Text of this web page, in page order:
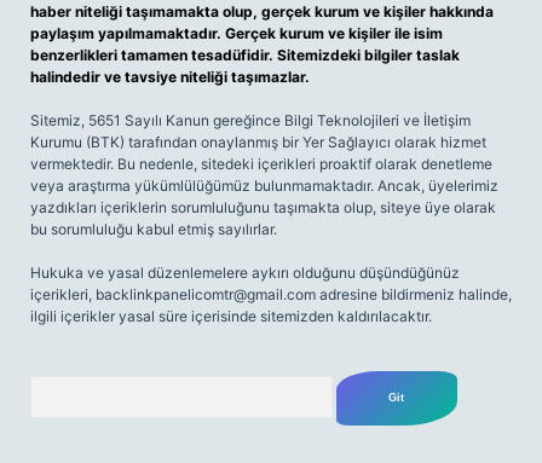
haber niteliği taşımamakta olup, gerçek kurum ve kişiler hakkında
paylaşım yapılmamaktadır. Gerçek kurum ve kişiler ile isim
benzerlikleri tamamen tesadüfidir. Sitemizdeki bilgiler taslak
halindedir ve tavsiye niteliği taşımazlar.
Sitemiz, 5651 Sayılı Kanun gereğince Bilgi Teknolojileri ve İletişim
Kurumu (BTK) tarafından onaylanmış bir Yer Sağlayıcı olarak hizmet
vermektedir. Bu nedenle, sitedeki içerikleri proaktif olarak denetleme
veya araştırma yükümlülüğümüz bulunmamaktadır. Ancak, üyelerimiz
yazdıkları içeriklerin sorumluluğunu taşımakta olup, siteye üye olarak
bu sorumluluğu kabul etmiş sayılırlar.
Hukuka ve yasal düzenlemelere aykırı olduğunu düşündüğünüz
içerikleri, backlinkpanelicomtr@gmail.com adresine bildirmeniz halinde,
ilgili içerikler yasal süre içerisinde sitemizden kaldırılacaktır.